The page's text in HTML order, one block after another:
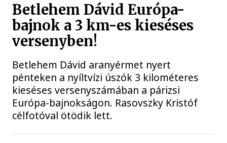
Betlehem Dávid Európa-
bajnok a 3 km-es kieséses
versenyben!
Betlehem Dávid aranyérmet nyert
pénteken a nyíltvízi úszók 3 kilométeres
kieséses versenyszámában a párizsi
Európa-bajnokságon. Rasovszky Kristóf
célfotóval ötödik lett.